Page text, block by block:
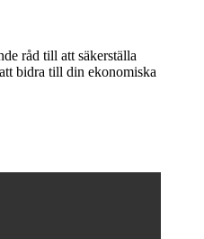
råd till att säkerställa
bidra till din ekonomiska